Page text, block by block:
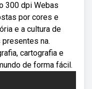
300 dpi Webas
por cores e
e a cultura de
presentes na.
cartografia e
de forma fácil.